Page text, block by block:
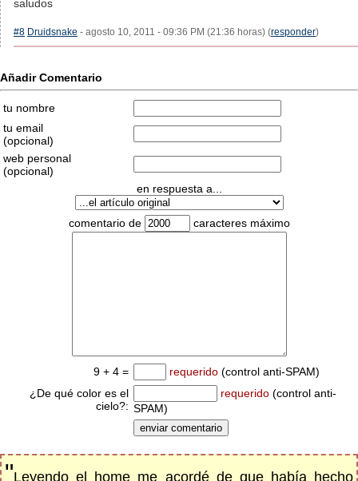
saludos
#8 Druidsnake - agosto 10, 2011 - 09:36 PM (21:36 horas) (responder)
Añadir Comentario
tu nombre
tu email
(opcional)
web personal
(opcional)
en respuesta a...
comentario de caracteres máximo
9 + 4 = requerido (control anti-SPAM)
¿De qué color es el
cielo?:
requerido (control anti-
SPAM)
"Leyendo el home me acordé de que había hecho